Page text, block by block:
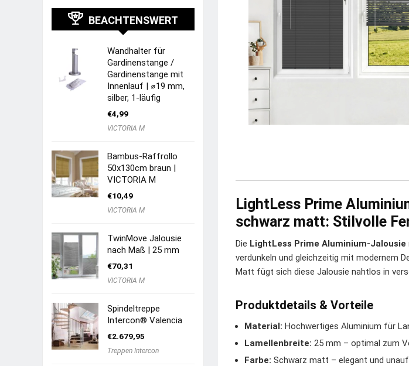
LightLess Prime
schwarz matt: Stilvolle
Die LightLess Prime Aluminium-Jalousie
verdunkeln und gleichzeitig mit modernem
Matt fügt sich diese Jalousie nahtlos in
Produktdetails & Vorteile
Material: Hochwertiges Aluminium für
Lamellenbreite: 25 mm – optimal zum
Farbe: Schwarz matt – elegant und
BEACHTENSWERT
Wandhalter für
Gardinenstange /
Gardinenstange mit
Innenlauf | ⌀19 mm,
silber, 1-läufig
€4,99
VICTORIA M
Bambus-Raffrollo
50x130cm braun |
VICTORIA M
€10,49
VICTORIA M
TwinMove Jalousie
nach Maß | 25 mm
€70,31
VICTORIA M
Spindeltreppe
Intercon® Valencia
€2.679,95
Treppen Intercon